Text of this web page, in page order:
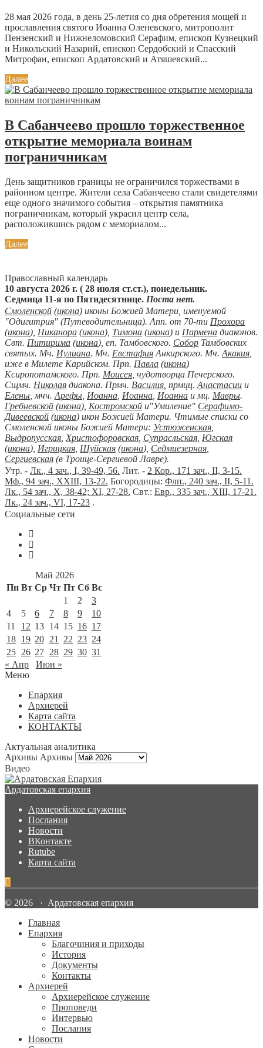
28 мая 2026 года, в день 25-летия со дня обретения мощей и
прославления святого Иоанна Оленевского, митрополит
Пензенский и Нижнеломовский Серафим, епископ Кузнецкий
и Никольский Назарий, епископ Сердобский и Спасский
Митрофан, епископ Ардатовский и Атяшевский...
Далее
В Сабанчеево прошло торжественное
открытие мемориала воинам
пограничникам
День защитников границы не ограничился торжествами в
районном центре. Жители села Сабанчеево стали свидетелями
еще одного значимого события – открытия памятника
пограничникам, который украсил центр села,
расположившись рядом с мемориалом...
Далее
Православный календарь
10 августа 2026 г. ( 28 июля ст.ст.), понедельник.
Седмица 11-я по Пятидесятнице. Поста нет.
Смоленской (икона) иконы Божией Матери, именуемой
"Одигитрия" (Путеводительница). Апп. от 70-ти Прохора
(икона), Никанора (икона), Тимона (икона) и Пармена диаконов.
Свт. Питирима (икона), еп. Тамбовского. Собор Тамбовских
святых. Мч. Иулиана. Мч. Евстафия Анкирского. Мч. Акакия
иже в Милете Карийском. Прп. Павла (икона)
Ксиропотамского. Прп. Моисея , чудотворца Печерского.
Сщмч. Николая диакона. Прмч. Василия , прмцц. Анастасии и
Елены , мчч. Арефы Иоанна Иоанна Иоанна и мц. Мавры.
Гребневской (икона), Костромской и"Умиление" Серафимо-
Дивеевской (икона) икон Божией Матери. Чтимые списки со
Смоленской иконы Божией Матери: Устюженская
Выдропусская Христофоровская Супрасльская Югская
(икона), Игрицкая Шуйская (икона), Седмиезерная
Сергиевская (в Троице-Сергиевой Лавре).
Утр. - Лк., 4 зач., I, 39-49, 56. Лит. - 2 Кор., 171 зач., II, 3-15.
Мф., 94 зач., XXIII, 13-22. Богородицы: Флп., 240 зач., II, 5-11.
Лк., 54 зач., X, 38-42; XI, 27-28. Свт.: Евр., 335 зач., XIII, 17-21.
Лк., 24 зач., VI, 17-23 .
Социальные сети
Май 2026
Пн Вт Ср Чт Пт Сб Вс
1
2
3
4
5 6 7 8 9
10
11
12 13 14 15 16 17
18 19 20 21 22 23 24
25 26 27 28 29 30 31
« Апр
Июн »
Меню
Епархия
Архиерей
Карта сайта
КОНТАКТЫ
Актуальная аналитика
Архивы Архивы
Видео
Ардатовская епархия
Архиерейское служение
Послания
Новости
ВКонтакте
Rutube
Карта сайта
© 2026 · Ардатовская епархия
Главная
Епархия
Благочиния и приходы
История
Документы
Контакты
Архиерей
Архиерейское служение
Проповеди
Интервью
Послания
Новости